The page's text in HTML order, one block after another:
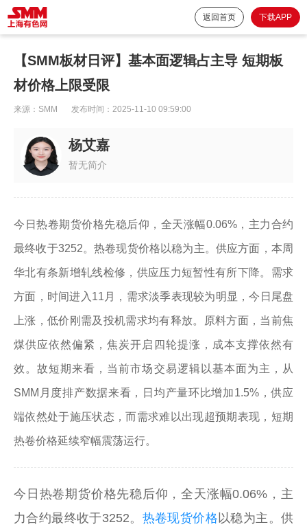
返回首页 下载APP
【SMM板材日评】基本面逻辑占主导 短期板
材价格上限受限
来源： SMM 发布时间： 2025-11-10 09:59:00
杨艾嘉
暂无简介
今日热卷期货价格先稳后仰，全天涨幅0.06%，主力合约
最终收于3252。热卷现货价格以稳为主。供应方面，本周
华北有条新增轧线检修，供应压力短暂性有所下降。需求
方面，时间进入11月，需求淡季表现较为明显，今日尾盘
上涨，低价刚需及投机需求均有释放。原料方面，当前焦
煤供应依然偏紧，焦炭开启四轮提涨，成本支撑依然有
效。故短期来看，当前市场交易逻辑以基本面为主，从
SMM月度排产数据来看，日均产量环比增加1.5%，供应
端依然处于施压状态，而需求难以出现超预期表现，短期
热卷价格延续窄幅震荡运行。
今日热卷期货价格先稳后仰，全天涨幅0.06%，主
力合约最终收于3252。 热卷现货价格 以稳为主。供